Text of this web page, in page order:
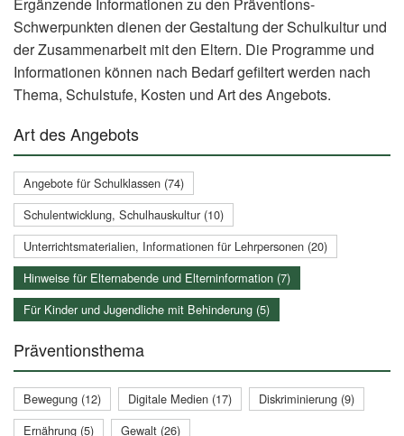
Schwerpunkten dienen der Gestaltung der Schulkultur und
der Zusammenarbeit mit den Eltern. Die Programme und
Informationen können nach Bedarf gefiltert werden nach
Thema, Schulstufe, Kosten und Art des Angebots.
Art des Angebots
Angebote für Schulklassen (74)
Schulentwicklung, Schulhauskultur (10)
Unterrichtsmaterialien, Informationen für Lehrpersonen (20)
Hinweise für Elternabende und Elterninformation (7)
Für Kinder und Jugendliche mit Behinderung (5)
Präventionsthema
Bewegung (12) Digitale Medien (17)
Diskriminierung (9)
Ernährung (5)
Gewalt (26)